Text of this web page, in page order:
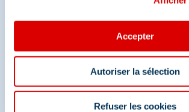
Accepter
Autoriser la sélection
Refuser les cookies
Et retrouvez-nous sur les réseaux